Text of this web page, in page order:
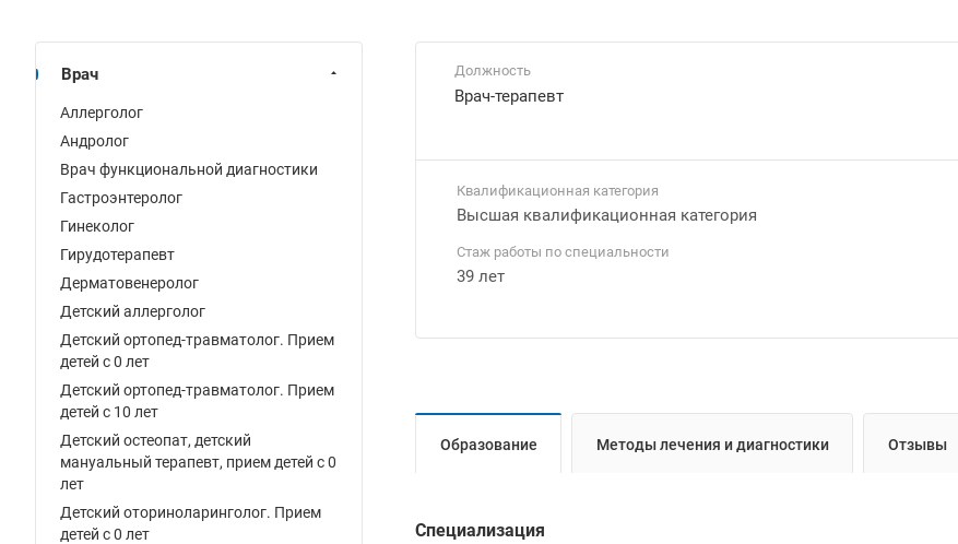
Должность
Врач-терапевт
Квалификационная категория
Высшая квалификационная категория
Стаж работы по специальности
39 лет
Образование Методы лечения и диагностики Отзывы
Специализация
Врач
Аллерголог
Андролог
Врач функциональной диагностики
Гастроэнтеролог
Гинеколог
Гирудотерапевт
Дерматовенеролог
Детский аллерголог
Детский ортопед-травматолог. Прием
детей с 0 лет
Детский ортопед-травматолог. Прием
детей с 10 лет
Детский остеопат, детский
мануальный терапевт, прием детей с 0
лет
Детский оториноларинголог. Прием
детей с 0 лет